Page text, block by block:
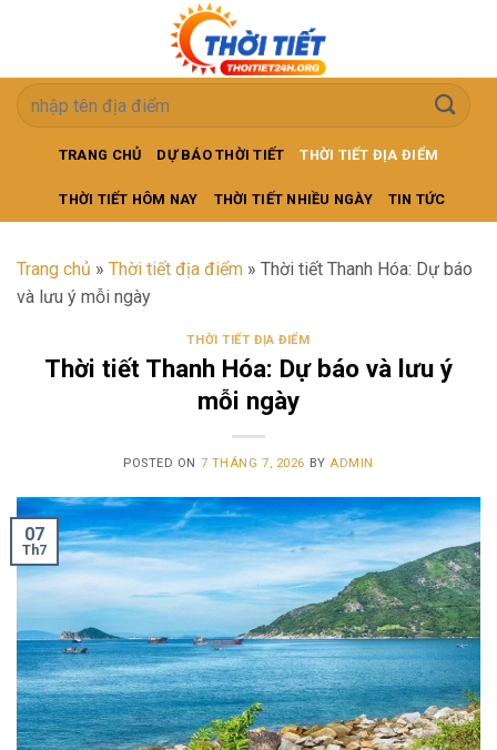
TRANG CHỦ DỰ BÁO THỜI TIẾT THỜI TIẾT ĐỊA ĐIỂM
THỜI TIẾT HÔM NAY THỜI TIẾT NHIỀU NGÀY TIN TỨC
Trang chủ » Thời tiết địa điểm » Thời tiết Thanh Hóa: Dự báo
và lưu ý mỗi ngày
THỜI TIẾT ĐỊA ĐIỂM
Thời tiết Thanh Hóa: Dự báo và lưu ý
mỗi ngày
POSTED ON 7 THÁNG 7, 2026 BY ADMIN
07
Th7